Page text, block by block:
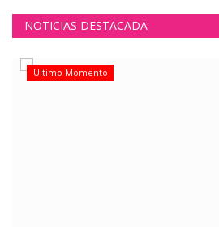
NOTICIAS DESTACADA
Ultimo Momento